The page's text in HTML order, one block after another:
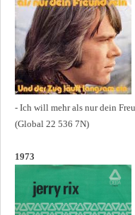
- Ich will mehr als nur dein
(Global 22 536 7N)
1973